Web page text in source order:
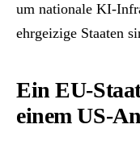
um nationale KI-
ehrgeizige Staaten
Ein EU-
einem US-